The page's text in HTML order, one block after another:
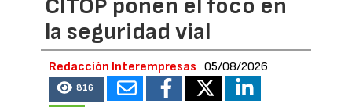
CITOP ponen el foco en
la seguridad vial
Redacción Interempresas 05/08/2026
816